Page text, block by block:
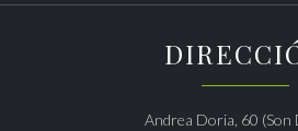
Andrea Doria, 60 (Son